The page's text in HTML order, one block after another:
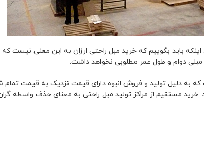
باید بگوییم که خرید مبل راحتی ارزان به این معنی نیست که
دوام و طول عمر مطلوبی نخواهد داشت.
دلیل تولید و فروش انبوه دارای قیمت نزدیک به قیمت تمام
مستقیم از مراکز تولید مبل راحتی به معنای حذف واسطه